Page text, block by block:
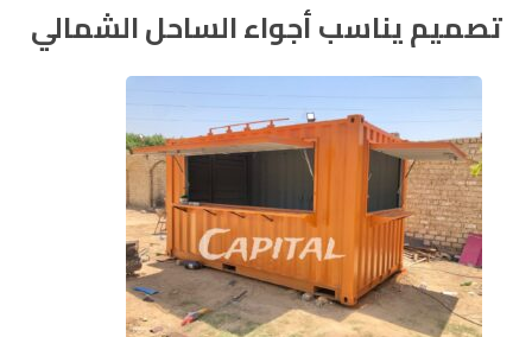
تصميم يناسب أجواء الساحل الشمالي